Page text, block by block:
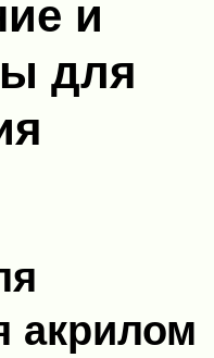
и
для
акрилом